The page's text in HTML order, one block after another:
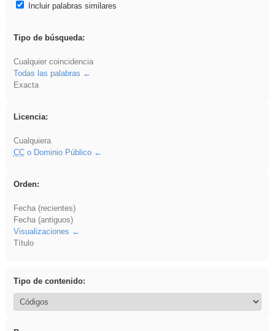
Incluir palabras similares
Tipo de búsqueda:
Cualquier coincidencia
Todas las palabras
Exacta
Licencia:
Cualquiera
CCo Dominio Público
Orden:
Fecha (recientes)
Fecha (antiguos)
Visualizaciones
Título
Tipo de contenido: